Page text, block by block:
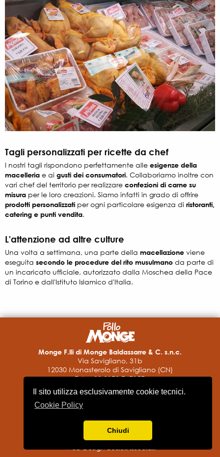
Il sito utilizza esclusivamente cookie tecnici.
Cookie Policy
Chiudi
Tagli personalizzati per ricette da chef
I nostri tagli rispondono perfettamente alle esigenze della
macelleria e ai gusti dei consumatori. Collaboriamo inoltre con
vari chef del territorio per realizzare confezioni di carne su
misura per le loro creazioni. Siamo infatti in grado di offrire
prodotti personalizzati per ogni particolare esigenza di ristoranti,
catering e punti vendita.
L'attenzione ad altre culture
Una volta a settimana, una parte della macellazione viene
eseguita secondo le procedure del rito musulmano da parte di
un incaricato ufficiale, autorizzato dalla Moschea della Pace
di Torino e dall'Istituto Islamico d'Italia.
Monge F.lli di Monge Baldassarre & C. s.n.c.
Via Savigliano, 31b
12030 Monasterolo di Savigliano (CN)
Tel. + 39 0172 747157
Fax + 39 0172 747198-9
pollomonge@monge.it
P.IVA 00182170043
Accessibilità
Web DesignBosio.Associati